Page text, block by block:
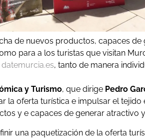
de nuevos productos, capaces
para a los turistas que visitan
datemurcia.es, tanto de manera
y Turismo, que dirige Pedro
la oferta turística e impulsar el
y e capaces de generar atractivo
una paquetización de la oferta